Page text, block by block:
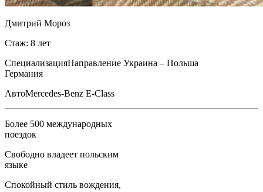
Дмитрий Мороз
Стаж: 8 лет
СпециализацияНаправление Украина – Польша
Германия
АвтоMercedes-Benz E-Class
Более 500 международных
поездок
Свободно владеет польским
языке
Спокойный стиль вождения,